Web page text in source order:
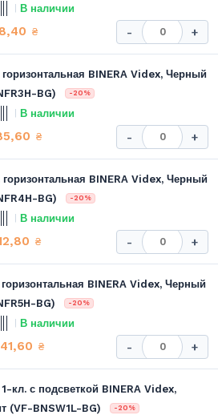
В наличии
₴ - +
BINERA Videx, Черный
BG)
-20%
В наличии
₴ - +
BINERA Videx, Черный
BG)
-20%
В наличии
₴ - +
BINERA Videx, Черный
BG)
-20%
В наличии
₴ - +
кл. с подсветкой BINERA Videx,
(VF-BNSW1L-BG)
-20%